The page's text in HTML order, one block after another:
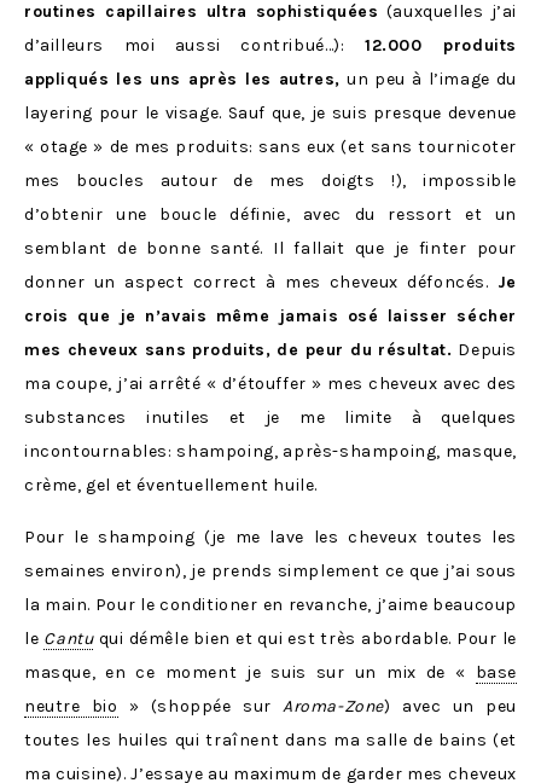
routines capillaires ultra sophistiquées (auxquelles j’ai
d’ailleurs moi aussi contribué…):12.000 produits
appliqués les uns après les autres, un peu à l’image du
layering pour le visage. Sauf que, je suis presque devenue
« otage » de mes produits: sans eux (et sans tournicoter
mes boucles autour de mes doigts !), impossible
d’obtenir une boucle définie, avec du ressort et un
semblant de bonne santé. Il fallait que je finter pour
donner un aspect correct à mes cheveux défoncés. Je
crois que je n’avais même jamais osé laisser sécher
mes cheveux sans produits, de peur du résultat. Depuis
ma coupe, j’ai arrêté « d’étouffer » mes cheveux avec des
substances inutiles et je me limite à quelques
incontournables: shampoing, après-shampoing, masque,
crème, gel et éventuellement huile.
Pour le shampoing (je me lave les cheveux toutes les
semaines environ), je prends simplement ce que j’ai sous
la main. Pour le conditioner en revanche, j’aime beaucoup
le Cantuqui démêle bien et qui est très abordable. Pour le
masque, en ce moment je suis sur un mix de « base
neutre bio
» (shoppée surAroma-Zone) avec un peu
toutes les huiles qui traînent dans ma salle de bains (et
ma cuisine). J’essaye au maximum de garder mes cheveux